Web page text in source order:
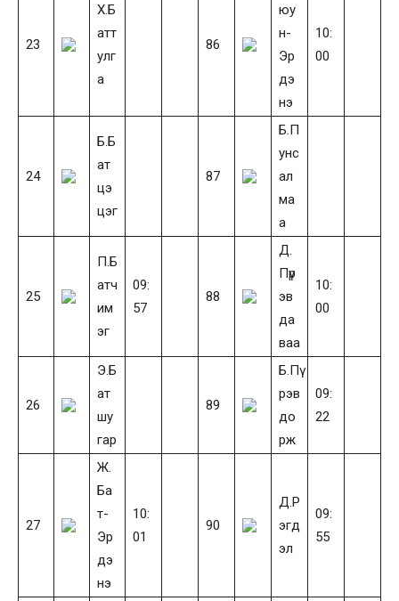
23
Х.Б
атт
улг
а
86
юу
н-
Эр
дэ
нэ
10:
00
24
Б.Б
ат
цэ
цэг
87
Б.П
унс
ал
ма
а
25
П.Б
атч
им
эг
09:
57
88
Д.
Пүр
эв
да
ваа
10:
00
26
Э.Б
ат
шу
гар
89
Б.Пү
рэв
до
рж
09:
22
27
Ж.
Ба
т-
Эр
дэ
нэ
10:
01
90
Д.Р
эгд
эл
09:
55